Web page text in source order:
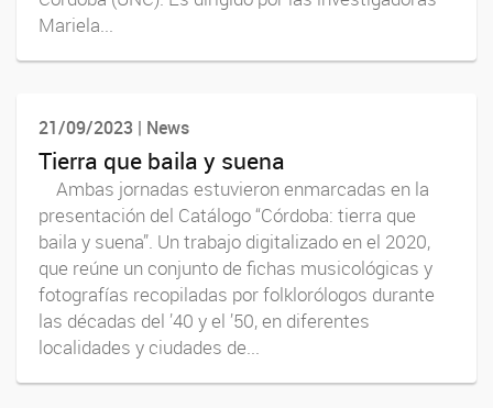
Mariela...
21/09/2023 | News
Tierra que baila y suena
Ambas jornadas estuvieron enmarcadas en la
presentación del Catálogo “Córdoba: tierra que
baila y suena”. Un trabajo digitalizado en el 2020,
que reúne un conjunto de fichas musicológicas y
fotografías recopiladas por folklorólogos durante
las décadas del ’40 y el ’50, en diferentes
localidades y ciudades de...